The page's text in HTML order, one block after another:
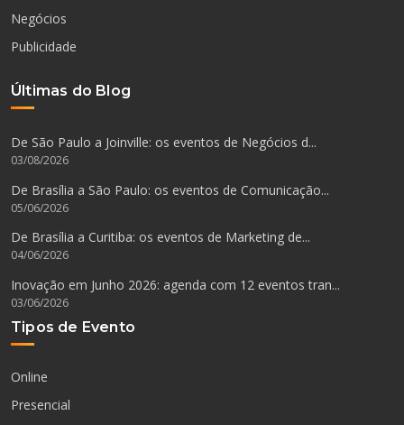
Negócios
Publicidade
Últimas do Blog
De São Paulo a Joinville: os eventos de Negócios d...
03/08/2026
De Brasília a São Paulo: os eventos de Comunicação...
05/06/2026
De Brasília a Curitiba: os eventos de Marketing de...
04/06/2026
Inovação em Junho 2026: agenda com 12 eventos tran...
03/06/2026
Tipos de Evento
Online
Presencial